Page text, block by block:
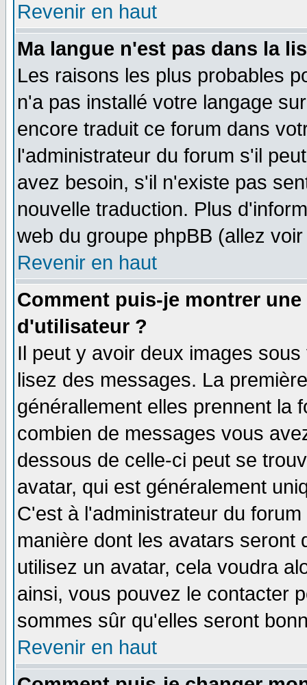
Revenir en haut
Ma langue n'est pas dans la
Les raisons les plus probables
n'a pas installé votre langage
encore traduit ce forum dans
l'administrateur du forum s'il
avez besoin, s'il n'existe pas
nouvelle traduction. Plus
web du groupe phpBB (allez
Revenir en haut
Comment puis-je montrer
d'utilisateur ?
Il peut y avoir deux images
lisez des messages. La
générallement elles prennent la
combien de messages vous
dessous de celle-ci peut se
avatar, qui est généralement
C'est à l'administrateur du
manière dont les avatars seront
utilisez un avatar, cela voudra
ainsi, vous pouvez le contacter
sommes sûr qu'elles seront
Revenir en haut